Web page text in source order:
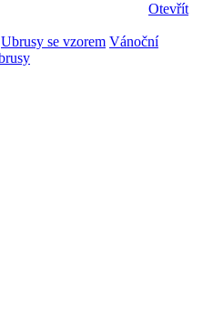
Otevřít
Ubrusy se vzorem Vánoční